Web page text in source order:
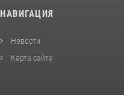
НАВИГАЦИЯ
Новости
Карта сайта